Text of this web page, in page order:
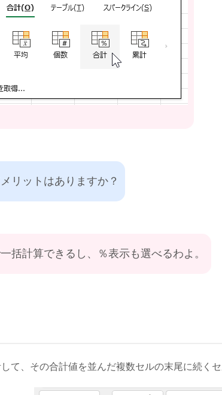
リットはありますか？
括計算できるし、％表示も選べるわよ。
て、その合計値を並んだ複数セルの末尾に続く